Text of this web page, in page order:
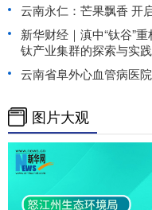
云南永仁：芒果飘香 开
新华财经｜滇中“钛谷”
钛产业集群的探索与实践
云南省阜外心血管病医
图片大观